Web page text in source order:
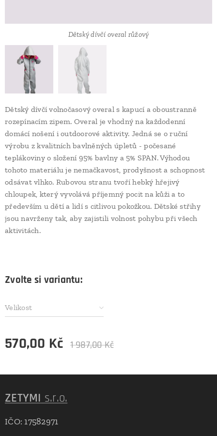
Dětský dívčí overal růžový
Dětský dívčí overal růžový volnočasový
Dětský dívčí volnočasový overal s kapucí a oboustranně
rozepínacím zipem. Overal je vhodný na každodenní
domácí nošení i outdoorové aktivity. Jedná se o ruční
výrobu z kvalitních bavlněných úpletů - počesané
teplákoviny o složení 95% bavlny a 5% SPAN. Výhodou
tohoto materiálu je nemačkavost, prodyšnost a schopnost
odsávat vlhko. Rubovou stranu tvoří hebký hřejivý
chloupek, který vyvolává příjemný pocit na kůži a to
především u dětí a lidí s citlivou pokožkou. Dětské střihy
jsou navrženy tak, aby zajistili volnost pohybu při všech
aktivitách.
Zvolte si variantu:
Velikost
570,00 Kč 1 987,00Kč
ZETYMI s.r.o.
IČO: 17582971